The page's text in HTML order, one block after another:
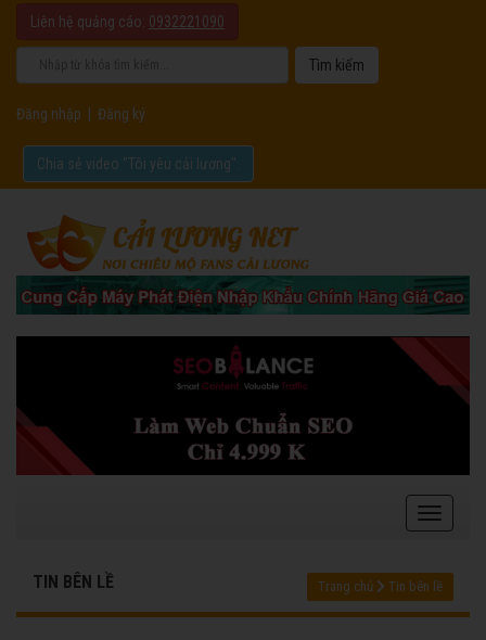
Liên hệ quảng cáo: 0932221090
Đăng nhập Đăng ký
Chia sẻ video "Tôi yêu cải lương".
TIN BÊN LỀ Trang chủ Tin bên lề